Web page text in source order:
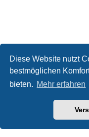
Diese Website nutzt
bestmöglichen
bieten. Mehr erfahren